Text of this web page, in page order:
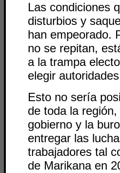
Las condiciones
disturbios y
han empeorado.
no se repitan,
a la trampa
elegir
Esto no sería
de toda la
gobierno y la
entregar las
trabajadores tal
de Marikana en